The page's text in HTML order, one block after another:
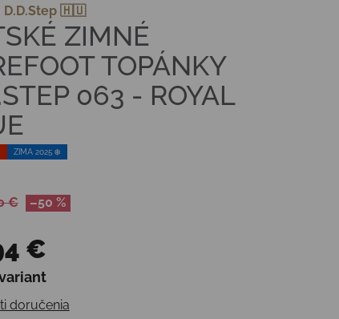
ZIMA 2025 ❄️
ZIMNÉ
TOPÁNKY
063 - ROYAL
D.D.Step 🇭🇺
€ –50 %
€
cena:
doručenia